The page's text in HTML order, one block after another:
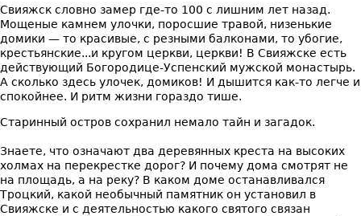
Свияжск словно замер где-то 100 с лишним лет назад.
Мощеные камнем улочки, поросшие травой, низенькие
домики — то красивые, с резными балконами, то убогие,
крестьянские...и кругом церкви, церкви! В Свияжске есть
действующий Богородице-Успенский мужской монастырь.
А сколько здесь улочек, домиков! И дышится как-то легче и
спокойнее. И ритм жизни гораздо тише.
Старинный остров сохранил немало тайн и загадок.
Знаете, что означают два деревянных креста на высоких
холмах на перекрестке дорог? И почему дома смотрят не
на площадь, а на реку? В каком доме останавливался
Троцкий, какой необычный памятник он установил в
Свияжске и с деятельностью какого святого связан